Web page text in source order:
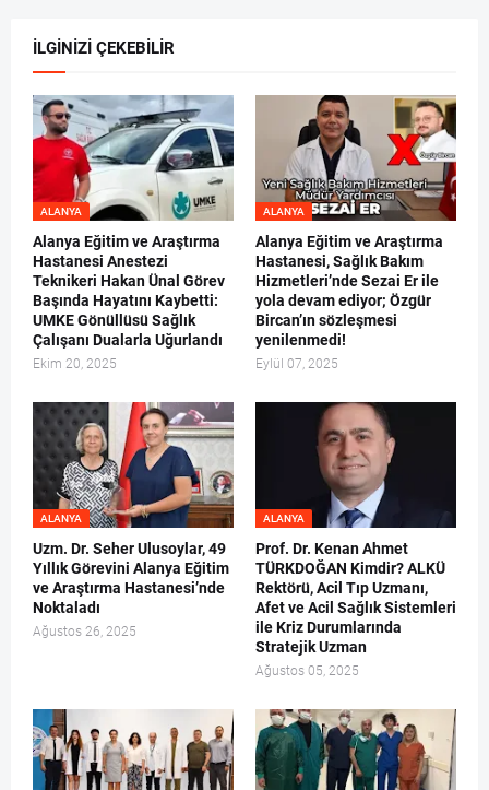
İLGINIZI ÇEKEBILIR
ALANYA
Alanya Eğitim ve Araştırma
Hastanesi Anestezi
Teknikeri Hakan Ünal Görev
Başında Hayatını Kaybetti:
UMKE Gönüllüsü Sağlık
Çalışanı Dualarla Uğurlandı
Ekim 20, 2025
ALANYA
Alanya Eğitim ve Araştırma
Hastanesi, Sağlık Bakım
Hizmetleri’nde Sezai Er ile
yola devam ediyor; Özgür
Bircan’ın sözleşmesi
yenilenmedi!
Eylül 07, 2025
ALANYA
Uzm. Dr. Seher Ulusoylar, 49
Yıllık Görevini Alanya Eğitim
ve Araştırma Hastanesi’nde
Noktaladı
Ağustos 26, 2025
ALANYA
Prof. Dr. Kenan Ahmet
TÜRKDOĞAN Kimdir? ALKÜ
Rektörü, Acil Tıp Uzmanı,
Afet ve Acil Sağlık Sistemleri
ile Kriz Durumlarında
Stratejik Uzman
Ağustos 05, 2025